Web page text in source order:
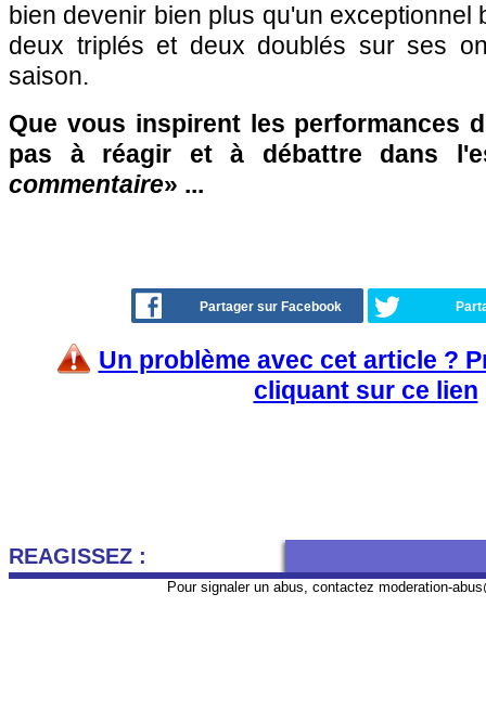
bien devenir bien plus qu'un exceptionnel
deux triplés et deux doublés sur ses
saison.
Que vous inspirent les performances
pas à réagir et à débattre dans
commentaire» ...
Partager sur Facebook
Un problème avec cet article ?
cliquant sur ce lien
REAGISSEZ :
Pour signaler un abus, contactez moderation-